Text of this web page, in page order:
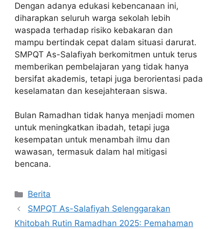
Dengan adanya edukasi kebencanaan ini,
diharapkan seluruh warga sekolah lebih
waspada terhadap risiko kebakaran dan
mampu bertindak cepat dalam situasi darurat.
SMPQT As-Salafiyah berkomitmen untuk terus
memberikan pembelajaran yang tidak hanya
bersifat akademis, tetapi juga berorientasi pada
keselamatan dan kesejahteraan siswa.
Bulan Ramadhan tidak hanya menjadi momen
untuk meningkatkan ibadah, tetapi juga
kesempatan untuk menambah ilmu dan
wawasan, termasuk dalam hal mitigasi
bencana.
Berita
SMPQT As-Salafiyah Selenggarakan
Khitobah Rutin Ramadhan 2025: Pemahaman